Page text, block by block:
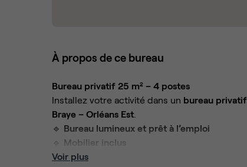
À propos de ce bureau
Bureau privatif 25 m² – 4 postes
Installez votre activité dans un bureau
Braye – Orléans Est
🔹 Bureau lumineux et prêt à l’emploi
🔹 Mobilier inclus
🔹Internet haut débit
Voir plus